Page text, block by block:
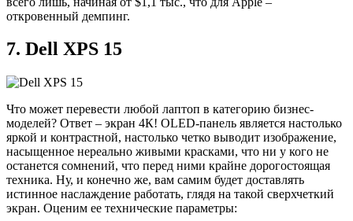
откровенный демпинг.
7. Dell XPS 15
Что может перевести любой лаптоп в категорию бизнес-
моделей? Ответ – экран 4К! OLED-панель является настолько
яркой и контрастной, настолько четко выводит изображение,
насыщенное нереально живыми красками, что ни у кого не
останется сомнений, что перед ними крайне дорогостоящая
техника. Ну, и конечно же, вам самим будет доставлять
истинное наслаждение работать, глядя на такой сверхчеткий
экран. Оценим ее технические параметры: